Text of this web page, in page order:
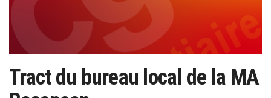
Tract du bureau local de la MA